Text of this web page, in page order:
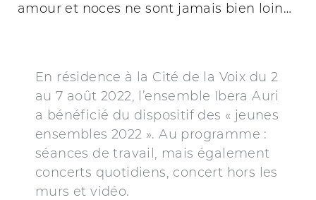
amour et noces ne sont jamais bien loin…
En résidence à la Cité de la Voix du 2
au 7 août 2022, l’ensemble Ibera Auri
a bénéficié du dispositif des « jeunes
ensembles 2022 ». Au programme :
séances de travail, mais également
concerts quotidiens, concert hors les
murs et vidéo.